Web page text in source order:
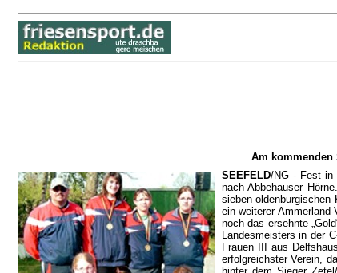
Am kommenden
SEEFELD/NG - Fest in
nach Abbehauser
sieben
ein weiterer
noch das ersehnte
Landesmeisters in der
Frauen III aus
erfolgreichster Verein,